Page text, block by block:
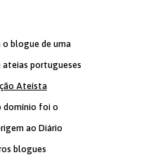
o blogue de uma
ateias portugueses
Ateísta
domínio foi o
ao Diário
blogues